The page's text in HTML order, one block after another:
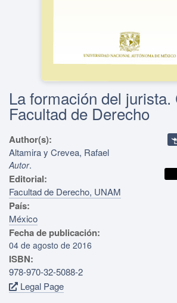
La formación del jurista.
Facultad de Derecho
Author(s):
Altamira y Crevea, Rafael
Autor.
Editorial:
Facultad de Derecho, UNAM
País:
México
Fecha de publicación:
04 de agosto de 2016
ISBN:
978-970-32-5088-2
Legal Page